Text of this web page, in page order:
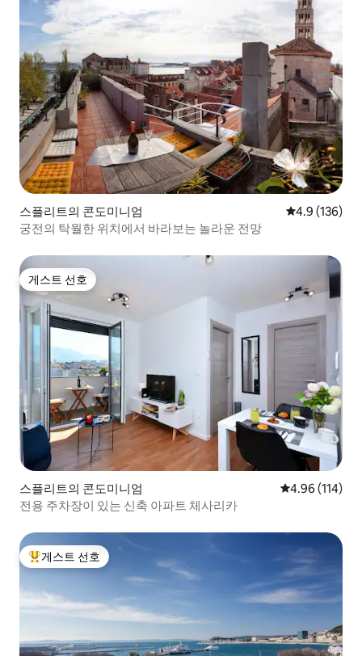
스플리트의 콘도미니엄 평점 4.9점(5
4.9 (136)
궁전의 탁월한 위치에서 바라보는 놀라운 전망
게스트 선호
게스트 선호
스플리트의 콘도미니엄 평점 4.96점(5
4.96 (114)
전용 주차장이 있는 신축 아파트 체사리카
상위 게스트 선호
게스트 선호